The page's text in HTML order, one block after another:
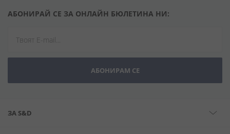
АБОНИРАЙ СЕ ЗА ОНЛАЙН БЮЛЕТИНА НИ:
АБОНИРАМ СЕ
ЗА S&D